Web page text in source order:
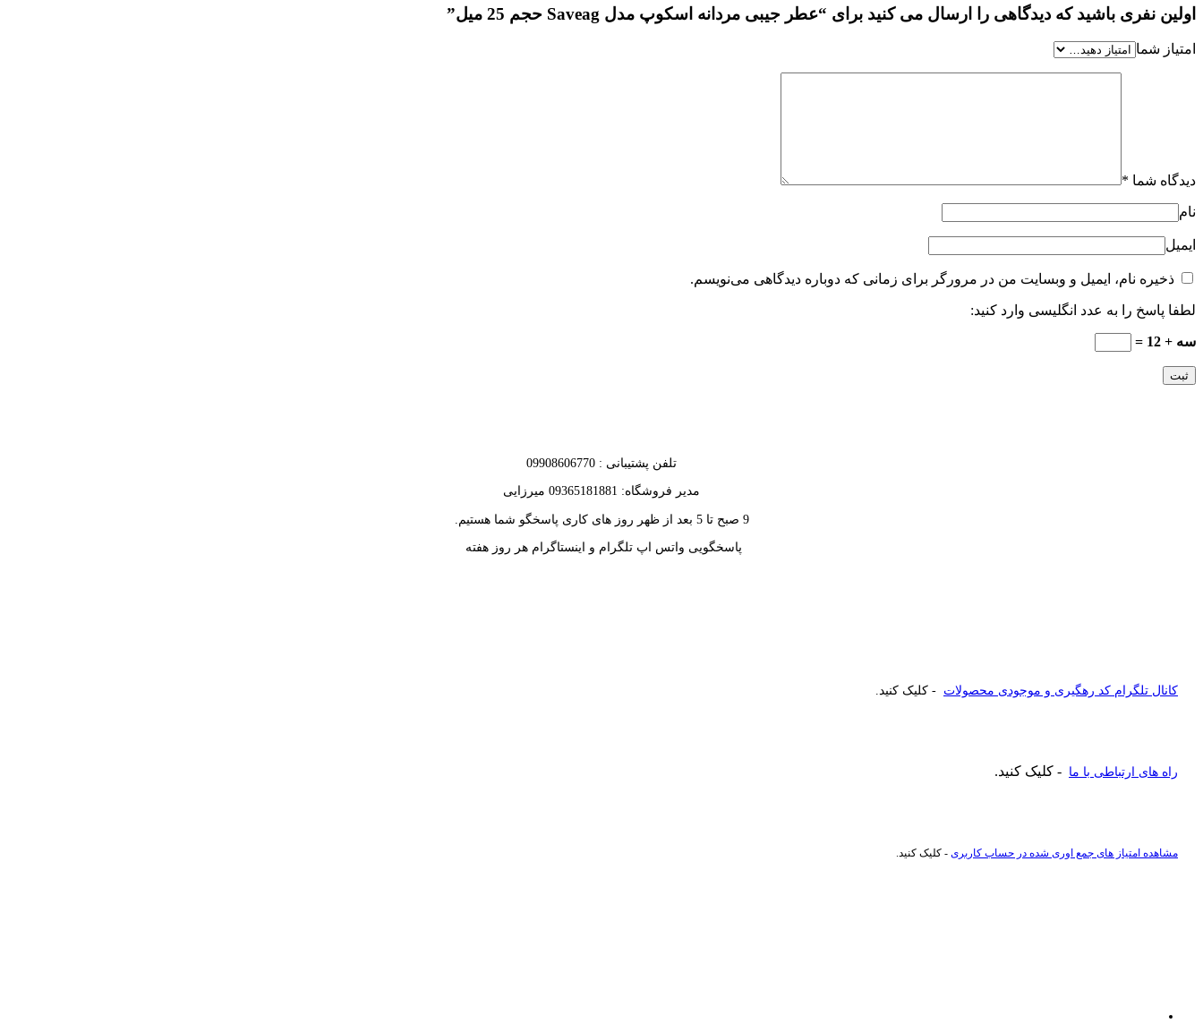
اولین نفری باشید که دیدگاهی را ارسال می کنید برای “عطر جیبی مردانه اسکوپ مدل Saveag حجم 25 میل”
امتیاز شما
دیدگاه شما *
نام
ایمیل
ذخیره نام، ایمیل و وبسایت من در مرورگر برای زمانی که دوباره دیدگاهی می‌نویسم.
لطفا پاسخ را به عدد انگلیسی وارد کنید:
سه + 12 =
تلفن پشتیبانی : 09908606770
مدیر فروشگاه: 09365181881 میرزایی
9 صبح تا 5 بعد از ظهر روز های کاری پاسخگو شما هستیم.
پاسخگویی واتس اپ تلگرام و اینستاگرام هر روز هفته
کانال تلگرام کد رهگیری و موجودی محصولات - کلیک کنید.
راه های ارتباطی با ما - کلیک کنید.
مشاهده امتیاز های جمع اوری شده در حساب کاربری - کلیک کنید.